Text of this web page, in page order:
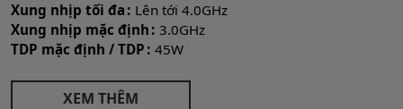
Xung nhịp tối đa
Lên tới 4.0GHz
Xung nhịp mặc định 3.0GHz
TDP mặc định / TDP 45W
XEM THÊM